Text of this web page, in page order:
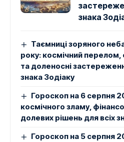
знака
Таємниці зоряного
року: космічний перелом,
та доленосні
знака Зодіаку
Гороскоп на 6 серпня
космічного зламу,
долевих рішень для всіх
Гороскоп на 5 серпня